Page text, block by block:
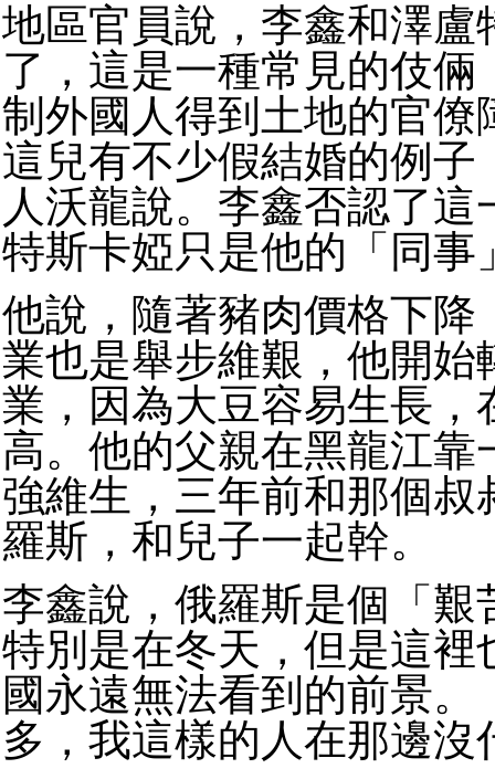
地區官員說，李鑫和澤盧
了，這是一種常見的伎倆
制外國人得到土地的官僚
這兒有不少假結婚的例子
人沃龍說。李鑫否認了這
特斯卡婭只是他的「同事
他說，隨著豬肉價格下降
業也是舉步維艱，他開始
業，因為大豆容易生長，
高。他的父親在黑龍江靠
強維生，三年前和那個叔
羅斯，和兒子一起幹。
李鑫說，俄羅斯是個「艱
特別是在冬天，但是這裡
國永遠無法看到的前景。
多，我這樣的人在那邊沒